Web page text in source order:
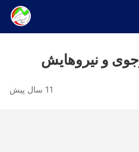
و نیروهایش
11 سال پیش